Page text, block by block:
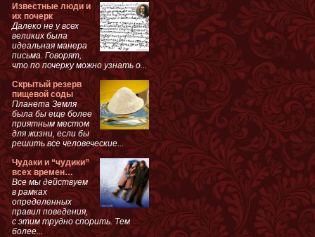
Известные люди и
их почерк
Далеко не у всех
великих была
идеальная манера
письма. Говорят,
что по почерку можно узнать о...
Скрытый резерв
пищевой соды
Планета Земля
была бы еще более
приятным местом
для жизни, если бы
решить все человеческие...
Чудаки и “чудики”
всех времен…
Все мы действуем
в рамках
определенных
правил поведения,
с этим трудно спорить. Тем
более...